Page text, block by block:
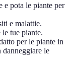
e pota le piante per
e malattie.
tue piante.
per le piante in
danneggiare le